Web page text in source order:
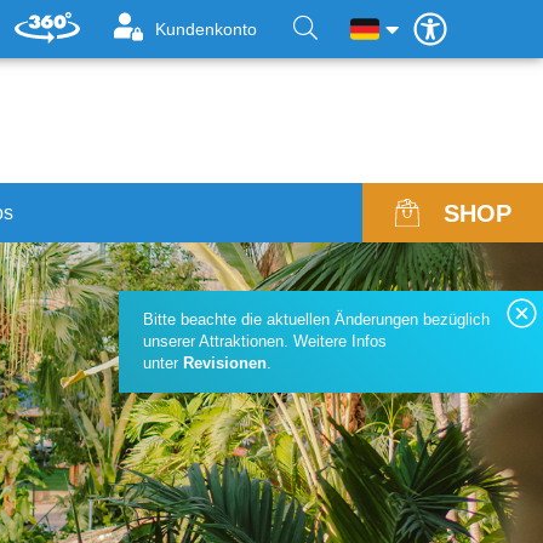
Kundenkonto
Öffnungszeiten & Revisionen
Reservierung
Fragen
Eintrittsgutscheine
Gruppentarife
Teilnahmebedingungen
SHOP
Bitte beachte die aktuellen Änderungen bezüglich
unserer Attraktionen. Weitere Infos
unter Revisionen.